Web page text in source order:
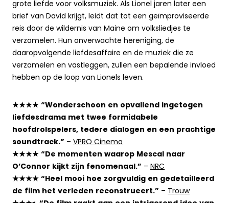
grote liefde voor volksmuziek. Als Lionel jaren later een
brief van David krijgt, leidt dat tot een geïmproviseerde
reis door de wildernis van Maine om volksliedjes te
verzamelen. Hun onverwachte hereniging, de
daaropvolgende liefdesaffaire en de muziek die ze
verzamelen en vastleggen, zullen een bepalende invloed
hebben op de loop van Lionels leven.
★★★★ “Wonderschoon en opvallend ingetogen
liefdesdrama met twee formidabele
hoofdrolspelers, tedere dialogen en een prachtige
soundtrack.” – VPRO Cinema
★★★★ “De momenten waarop Mescal naar
O’Connor kijkt zijn fenomenaal.” – NRC
★★★★ “Heel mooi hoe zorgvuldig en gedetailleerd
de film het verleden reconstrueert.” – Trouw